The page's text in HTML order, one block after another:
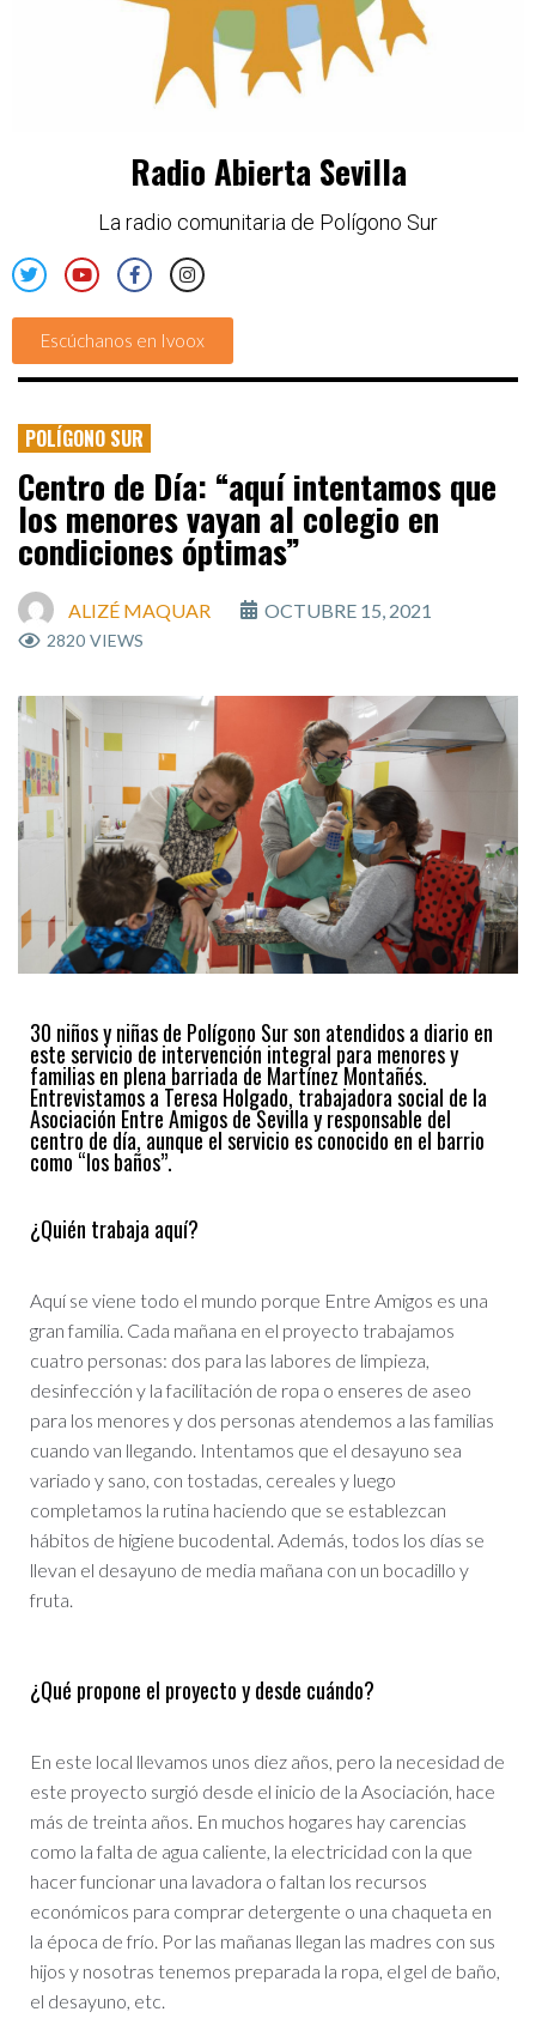
Radio Abierta Sevilla
La radio comunitaria de Polígono Sur
Escúchanos en Ivoox
POLÍGONO SUR
Centro de Día: “aquí intentamos que
los menores vayan al colegio en
condiciones óptimas”
ALIZÉ MAQUAR OCTUBRE 15, 2021
2820 VIEWS
30 niños y niñas de Polígono Sur son atendidos a diario en
este servicio de intervención integral para menores y
familias en plena barriada de Martínez Montañés.
Entrevistamos a Teresa Holgado, trabajadora social de la
Asociación Entre Amigos de Sevilla y responsable del
centro de día, aunque el servicio es conocido en el barrio
como “los baños”.
¿Quién trabaja aquí?
Aquí se viene todo el mundo porque Entre Amigos es una
gran familia. Cada mañana en el proyecto trabajamos
cuatro personas: dos para las labores de limpieza,
desinfección y la facilitación de ropa o enseres de aseo
para los menores y dos personas atendemos a las familias
cuando van llegando. Intentamos que el desayuno sea
variado y sano, con tostadas, cereales y luego
completamos la rutina haciendo que se establezcan
hábitos de higiene bucodental. Además, todos los días se
llevan el desayuno de media mañana con un bocadillo y
fruta.
¿Qué propone el proyecto y desde cuándo?
En este local llevamos unos diez años, pero la necesidad de
este proyecto surgió desde el inicio de la Asociación, hace
más de treinta años. En muchos hogares hay carencias
como la falta de agua caliente, la electricidad con la que
hacer funcionar una lavadora o faltan los recursos
económicos para comprar detergente o una chaqueta en
la época de frío. Por las mañanas llegan las madres con sus
hijos y nosotras tenemos preparada la ropa, el gel de baño,
el desayuno, etc.